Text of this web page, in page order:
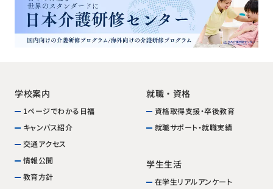
学校案内
1ページでわかる日福
キャンパス紹介
交通アクセス
情報公開
教育方針
就職・資格
資格取得支援・卒後教育
就職サポート・就職実績
学生生活
在学生リアルアンケート